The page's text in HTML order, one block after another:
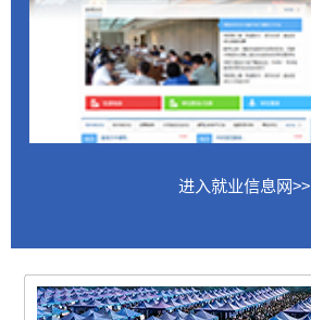
进入就业信息网>>